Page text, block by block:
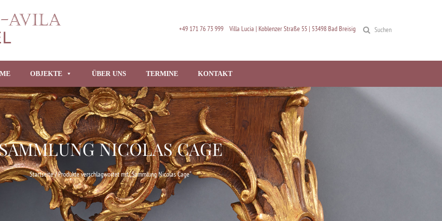
+49 171 76 73 999 Villa Lucia | Koblenzer Straße 55 | 53498 Bad Breisig Suchen
OBJEKTE ÜBER UNS TERMINE KONTAKT
NICOLAS CAGE
Startseite/ Produkte verschlagwortet mit „Sammlung Nicolas Cage“